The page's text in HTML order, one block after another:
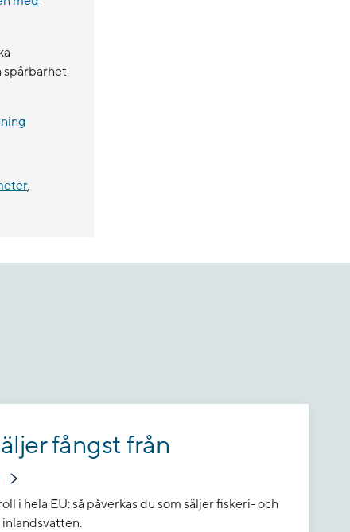
spårbarhet
,
fångst från
i hela EU: så påverkas du som säljer fiskeri- och